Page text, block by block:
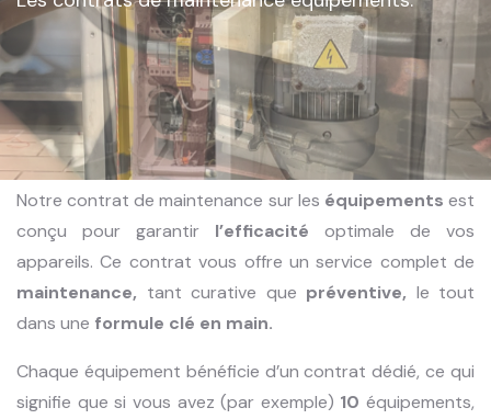
Notre contrat de maintenance sur les équipementsest
conçu pour garantir l’efficacité optimale de vos
appareils. Ce contrat vous offre un service complet de
maintenance, tant curative que préventive, le tout
dans une formule clé en main.
Chaque équipement bénéficie d’un contrat dédié, ce qui
signifie que si vous avez (par exemple) 10 équipements,